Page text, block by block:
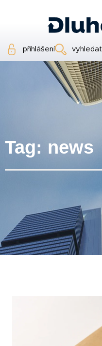
přihlášení vyhledat
Tag: news